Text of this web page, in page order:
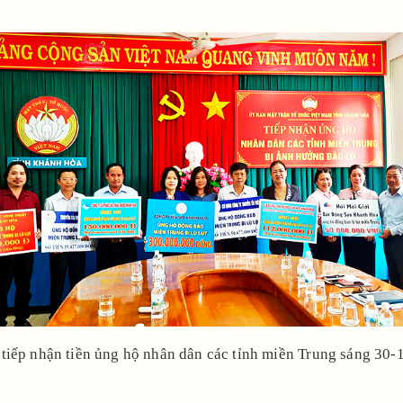
nhận tiền ủng hộ nhân dân các tỉnh miền Trung sáng 30-